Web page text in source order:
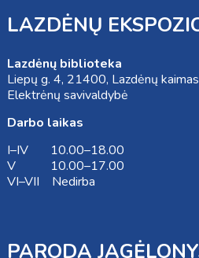
LAZDĖNŲ
Lazdėnų biblioteka
Liepų g. 4, 21400, Lazdėnų
Elektrėnų savivaldybė
Darbo laikas
I–IV 10.00–18.00
V 10.00–17.00
VI–VII Nedirba
PARODA